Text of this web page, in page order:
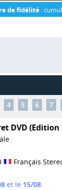
de fidélité :
4 5 6 7
DVD (Edition
Français
et le 15/08